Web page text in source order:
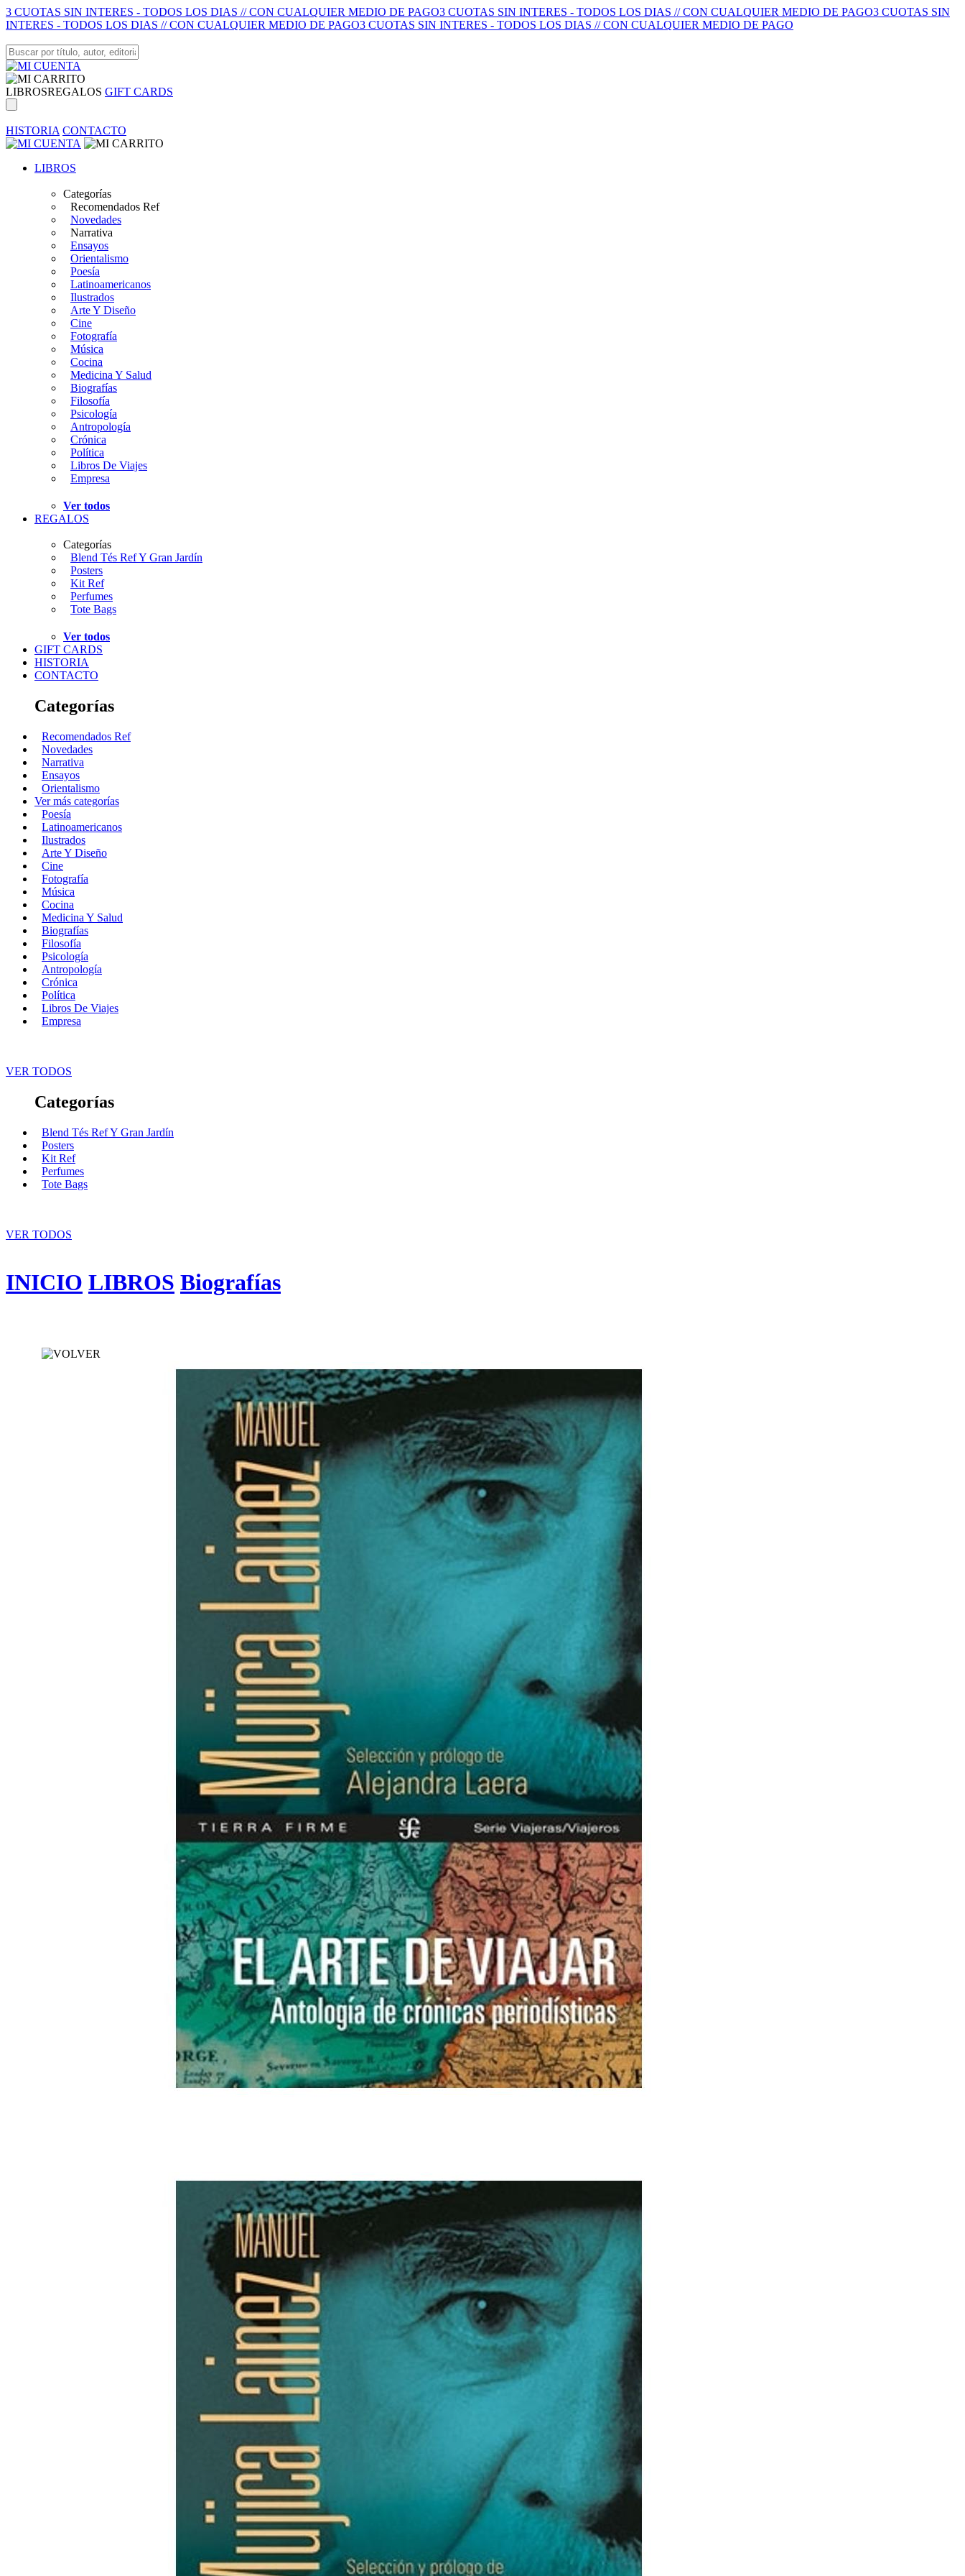
3 CUOTAS SIN INTERES - TODOS LOS DIAS // CON CUALQUIER MEDIO DE PAGO3 CUOTAS SIN INTERES - TODOS LOS DIAS // CON CUALQUIER MEDIO DE PAGO3 CUOTAS SIN
INTERES - TODOS LOS DIAS // CON CUALQUIER MEDIO DE PAGO3 CUOTAS SIN INTERES - TODOS LOS DIAS // CON CUALQUIER MEDIO DE PAGO
LIBROSREGALOS GIFT CARDS
HISTORIA CONTACTO
LIBROS
Categorías
Recomendados Ref
Novedades
Narrativa
Ensayos
Orientalismo
Poesía
Latinoamericanos
Ilustrados
Arte Y Diseño
Cine
Fotografía
Música
Cocina
Medicina Y Salud
Biografías
Filosofía
Psicología
Antropología
Crónica
Política
Libros De Viajes
Empresa
Ver todos
REGALOS
Categorías
Blend Tés Ref Y Gran Jardín
Posters
Kit Ref
Perfumes
Tote Bags
Ver todos
GIFT CARDS
HISTORIA
CONTACTO
Categorías
Recomendados Ref
Novedades
Narrativa
Ensayos
Orientalismo
Ver más categorías
Poesía
Latinoamericanos
Ilustrados
Arte Y Diseño
Cine
Fotografía
Música
Cocina
Medicina Y Salud
Biografías
Filosofía
Psicología
Antropología
Crónica
Política
Libros De Viajes
Empresa
VER TODOS
Categorías
Blend Tés Ref Y Gran Jardín
Posters
Kit Ref
Perfumes
Tote Bags
VER TODOS
INICIO LIBROS Biografías